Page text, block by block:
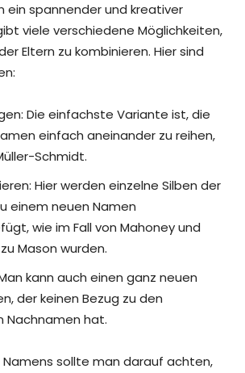
ein spannender und kreativer
viele verschiedene Möglichkeiten,
Eltern zu kombinieren. Hier sind
Die einfachste Variante ist, die
einfach aneinander zu reihen,
Schmidt.
Hier werden einzelne Silben der
einem neuen Namen
wie im Fall von Mahoney und
Mason wurden.
kann auch einen ganz neuen
der keinen Bezug zu den
Nachnamen hat.
Namens sollte man darauf achten,